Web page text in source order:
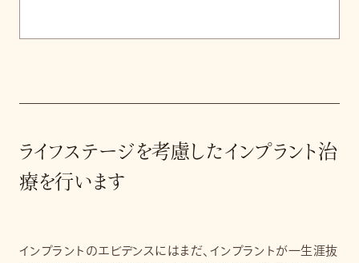
ライフステージを考慮したインプラント治
療を行います
インプラントのエビデンスにはまだ、インプラントが一生涯抜